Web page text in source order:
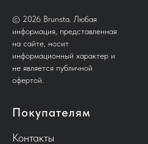
© 2026 Brunsta. Любая
информация, представленная
на сайте, носит
информационный характер и
не является публичной
офертой.
Покупателям
Контакты